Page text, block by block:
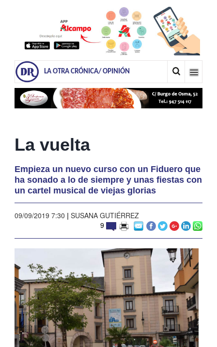
LA OTRA CRÓNICA/ OPINIÓN
La vuelta
Empieza un nuevo curso con un Fiduero que
ha sonado a lo de siempre y unas fiestas con
un cartel musical de viejas glorias
09/09/2019 7:30 | SUSANA GUTIÉRREZ
9